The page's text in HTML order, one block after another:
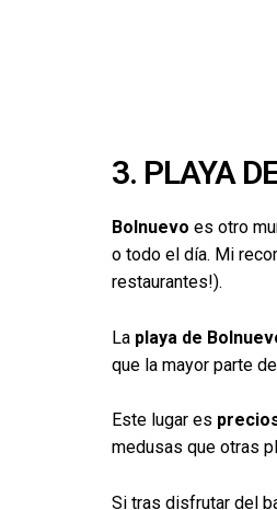
3. PLAYA
Bolnuevo es otro
o todo el día. Mi
restaurantes!).
La playa de
que la mayor parte
Este lugar es
medusas que otras
Si tras disfrutar del